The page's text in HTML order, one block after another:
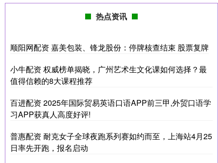
热点资讯
顺阳网配资 嘉美包装、锋龙股份：停牌核查结束 股票复牌
小牛配资 权威榜单揭晓，广州艺术生文化课如何选择？最
值得信赖的8大课程推荐
百进配资 2025年国际贸易英语口语APP前三甲,外贸口语学
习APP获真人高度好评!
普惠配资 耐克女子全球夜跑系列赛如约而至，上海站4月25
日率先开跑，报名启动